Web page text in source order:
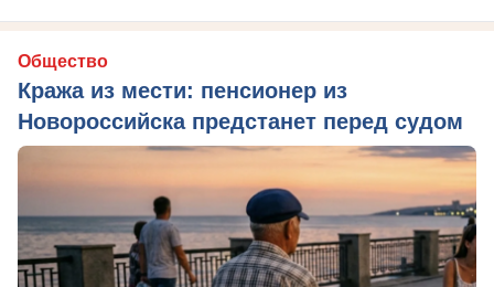
Общество
Кража из мести: пенсионер из
Новороссийска предстанет перед судом